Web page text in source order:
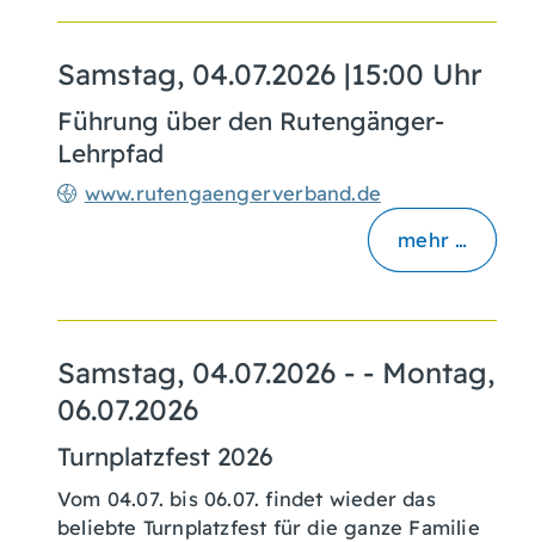
Samstag, 04.07.2026 |15:00 Uhr
Führung über den Rutengänger-
Lehrpfad
www.rutengaengerverband.de
mehr …
Samstag, 04.07.2026 - - Montag,
06.07.2026
Turnplatzfest 2026
Vom 04.07. bis 06.07. findet wieder das
beliebte Turnplatzfest für die ganze Familie